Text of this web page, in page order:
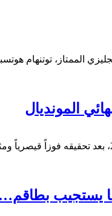
الممتاز، توتنهام
المونديال